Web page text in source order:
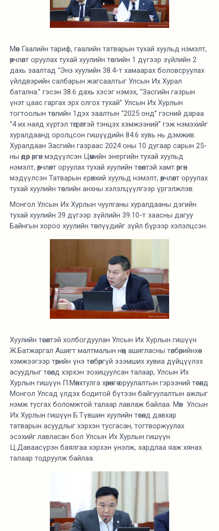
Мөн Гаалийн тариф, гаалийн татварын тухай хуульд нэмэлт,
өөрчлөлт оруулах тухай хуулийн төслийн 1 дүгээр зүйлийн 2
дахь заалтад “Энэ хуулийн 38.4-т хамаарах боловсруулах
үйлдвэрийн салбарын жагсаалтыг Улсын Их Хурал
батална.” гэсэн 38.6 дахь хэсэг нэмэх, “Засгийн газрын
үнэт цаас гаргах эрх олгох тухай” Улсын Их Хурлын
тогтоолын төслийн 1дэх заалтын “2025 онд” гэсний дараа
“4 их наяд хүртэл төгрөгтэй тэнцэх хэмжээний” гэж нэмэхийг
хуралдаанд оролцсон гишүүдийн 84.6 хувь нь дэмжив.
Хуралдаан Засгийн газраас 2024 оны 10 дугаар сарын 25-
ны өдөр өргөн мэдүүлсэн Цөмийн энергийн тухай хуульд
нэмэлт, өөрчлөлт оруулах тухай хуулийн төсөлтэй хамт өргөн
мэдүүлсэн Татварын ерөнхий хуульд нэмэлт, өөрчлөлт оруулах
тухай хуулийн төслийн анхны хэлэлцүүлгээр үргэлжлэв.
Монгол Улсын Их Хурлын чуулганы хуралдааны дэгийн
тухай хуулийн 39 дүгээр зүйлийн 39.10-т заасны дагуу
Байнгын хороо хуулийн төслүүдийг зүйл бүрээр хэлэлцсэн.
Хуулийн төсөлтэй холбогдуулан Улсын Их Хурлын гишүүн
Ж.Батжаргал Ашигт малтмалын нөөц ашигласны төлбөрийнхөө
хэмжээгээр төрийн үнэ төлбөргүй эзэмших хувиа дүйцүүлэх
асуудлыг төсөлд хэрхэн зохицуулсан талаар, Улсын Их
Хурлын гишүүн П.Мөнхтулга хөрөнгө оруулалтын гэрээний төсөлд
Монгол Улсад үлдэх бодитой бүтээн байгуулалтын ажлыг
нэмж тусгах боломжтой талаар лавлаж байлаа. Мөн Улсын
Их Хурлын гишүүн Б.Түвшин хуулийн төсөлд давхар
татварын асуудлыг хэрхэн тусгасан, тогтворжуулах
эсэхийг лавласан бол Улсын Их Хурлын гишүүн
Ц.Даваасүрэн баялгаа хэрхэн үнэлж, зардлаа яаж хянах
талаар тодруулж байлаа.